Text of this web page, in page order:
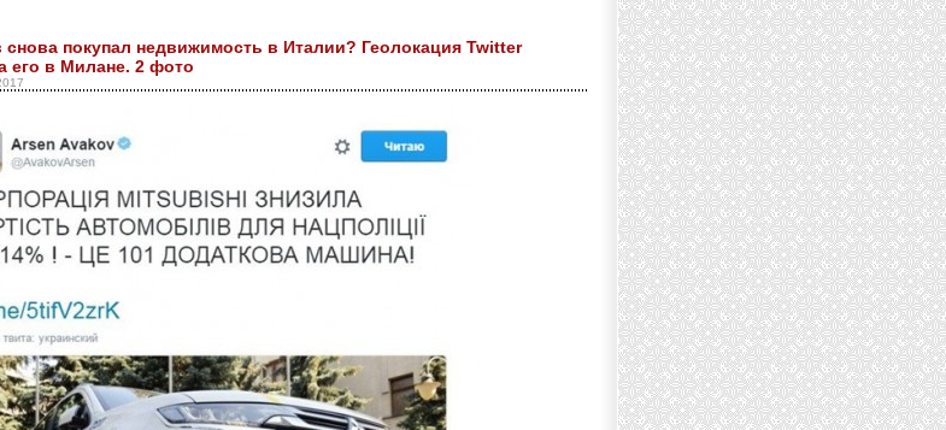
снова покупал недвижимость в Италии? Геолокация Twitter
его в Милане. 2 фото